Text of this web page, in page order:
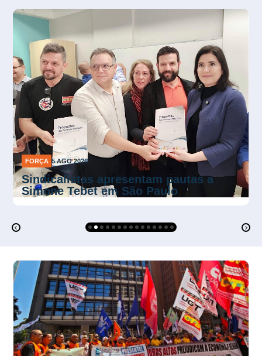
FORÇA 5 AGO 2026
Eletricitários reforçam mobilização
pelo fim da escala 6×1